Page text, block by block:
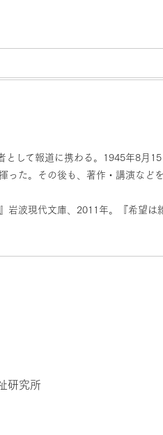
して報道に携わる。1945年8月
た。その後も、著作・講演など
波現代文庫、2011年。『希望は
研究所